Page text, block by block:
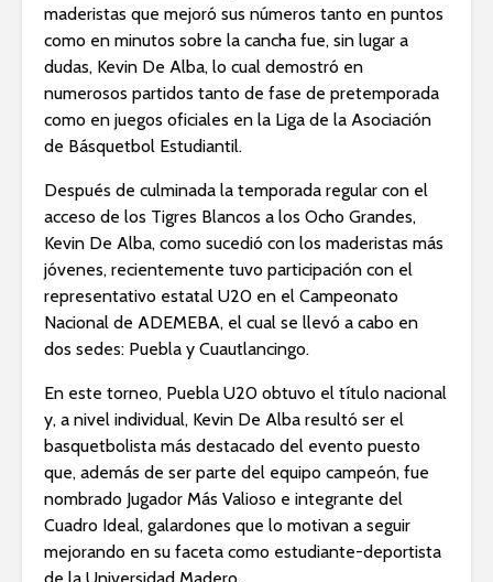
maderistas que mejoró sus números tanto en puntos
como en minutos sobre la cancha fue, sin lugar a
dudas, Kevin De Alba, lo cual demostró en
numerosos partidos tanto de fase de pretemporada
como en juegos oficiales en la Liga de la Asociación
de Básquetbol Estudiantil.
Después de culminada la temporada regular con el
acceso de los Tigres Blancos a los Ocho Grandes,
Kevin De Alba, como sucedió con los maderistas más
jóvenes, recientemente tuvo participación con el
representativo estatal U20 en el Campeonato
Nacional de ADEMEBA, el cual se llevó a cabo en
dos sedes: Puebla y Cuautlancingo.
En este torneo, Puebla U20 obtuvo el título nacional
y, a nivel individual, Kevin De Alba resultó ser el
basquetbolista más destacado del evento puesto
que, además de ser parte del equipo campeón, fue
nombrado Jugador Más Valioso e integrante del
Cuadro Ideal, galardones que lo motivan a seguir
mejorando en su faceta como estudiante-deportista